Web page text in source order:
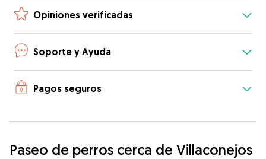
Opiniones verificadas
Soporte y Ayuda
Pagos seguros
Paseo de perros cerca de Villaconejos